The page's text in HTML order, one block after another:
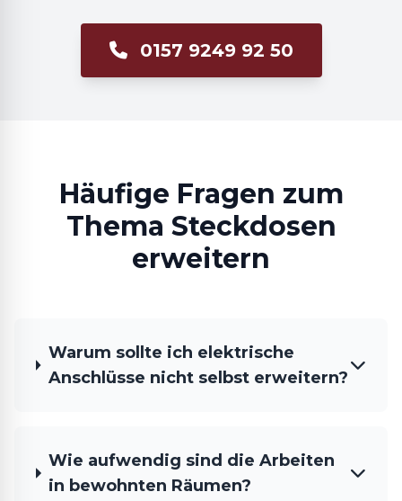
0157 9249 92 50
Häufige Fragen zum
Thema Steckdosen
erweitern
Warum sollte ich elektrische
Anschlüsse nicht selbst erweitern?
Wie aufwendig sind die Arbeiten
in bewohnten Räumen?